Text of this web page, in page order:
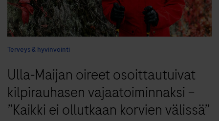
Terveys & hyvinvointi
Ulla-Maijan oireet osoittautuivat
kilpirauhasen vajaatoiminnaksi –
”Kaikki ei ollutkaan korvien välissä”